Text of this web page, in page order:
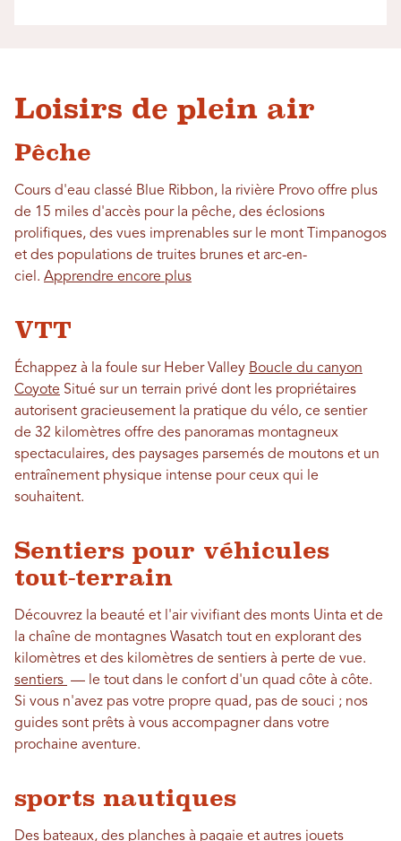
Loisirs de plein air
Pêche
Cours d'eau classé Blue Ribbon, la rivière Provo offre plus
de 15 miles d'accès pour la pêche, des éclosions
prolifiques, des vues imprenables sur le mont Timpanogos
et des populations de truites brunes et arc-en-
ciel. Apprendre encore plus
VTT
Échappez à la foule sur Heber Valley Boucle du canyon
Coyote Situé sur un terrain privé dont les propriétaires
autorisent gracieusement la pratique du vélo, ce sentier
de 32 kilomètres offre des panoramas montagneux
spectaculaires, des paysages parsemés de moutons et un
entraînement physique intense pour ceux qui le
souhaitent.
Sentiers pour véhicules
tout-terrain
Découvrez la beauté et l'air vivifiant des monts Uinta et de
la chaîne de montagnes Wasatch tout en explorant des
kilomètres et des kilomètres de sentiers à perte de vue.
sentiers — le tout dans le confort d'un quad côte à côte.
Si vous n'avez pas votre propre quad, pas de souci ; nos
guides sont prêts à vous accompagner dans votre
prochaine aventure.
sports nautiques
Des bateaux, des planches à pagaie et autres jouets